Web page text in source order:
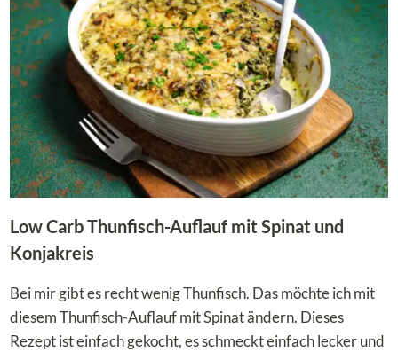
BELIEBTE
REISGERICHT
AUS
BLUMENKOHL
Low Carb Thunfisch-Auflauf mit Spinat und
Konjakreis
Bei mir gibt es recht wenig Thunfisch. Das möchte ich mit
diesem Thunfisch-Auflauf mit Spinat ändern. Dieses
Rezept ist einfach gekocht, es schmeckt einfach lecker und